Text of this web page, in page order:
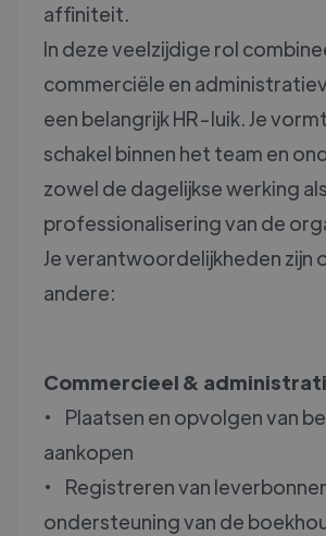
affiniteit.
In deze veelzijdige rol
commerciële en
een belangrijk HR-luik. Je
schakel binnen het team en
zowel de dagelijkse werking
professionalisering van de
Je verantwoordelijkheden zijn
andere:
Commercieel &
• Plaatsen en opvolgen van
aankopen
• Registreren van
ondersteuning van de